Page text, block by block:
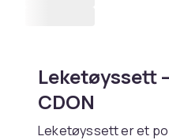
Leketøyssett
CDON
Leketøyssett er et